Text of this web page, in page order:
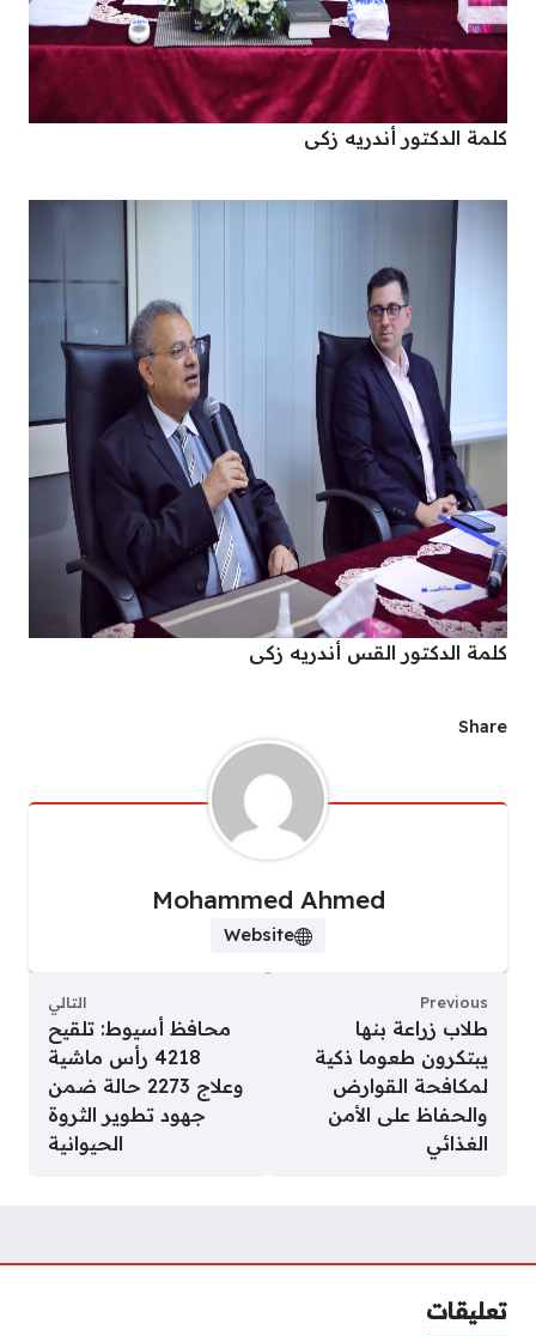
كلمة الدكتور أندريه زكى
كلمة الدكتور القس أندريه زكى
Share
Mohammed Ahmed
Website
Previous
طلاب زراعة بنها
يبتكرون طعوما ذكية
لمكافحة القوارض
والحفاظ على الأمن
الغذائي
التالي
محافظ أسيوط: تلقيح
4218 رأس ماشية
وعلاج 2273 حالة ضمن
جهود تطوير الثروة
الحيوانية
تعليقات